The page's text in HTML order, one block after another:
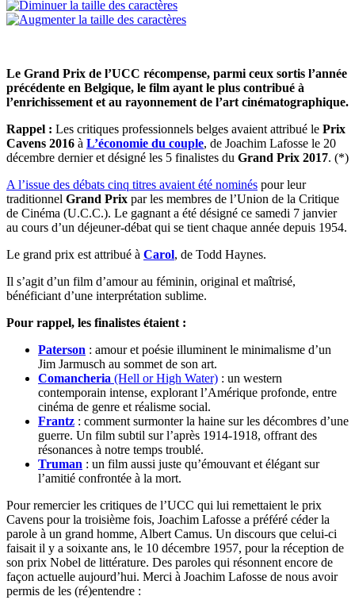
Le Grand Prix de l’UCC récompense, parmi ceux sortis l’année
précédente en Belgique, le film ayant le plus contribué à
l’enrichissement et au rayonnement de l’art cinématographique.
Rappel : Les critiques professionnels belges avaient attribué le Prix
Cavens 2016 à L’économie du couple, de Joachim Lafosse le 20
décembre dernier et désigné les 5 finalistes du Grand Prix 2017. (*)
A l’issue des débats cinq titres avaient été nominés pour leur
traditionnel Grand Prix par les membres de l’Union de la Critique
de Cinéma (U.C.C.). Le gagnant a été désigné ce samedi 7 janvier
au cours d’un déjeuner-débat qui se tient chaque année depuis 1954.
Le grand prix est attribué à Carol, de Todd Haynes.
Il s’agit d’un film d’amour au féminin, original et maîtrisé,
bénéficiant d’une interprétation sublime.
Pour rappel, les finalistes étaient :
Paterson : amour et poésie illuminent le minimalisme d’un
Jim Jarmusch au sommet de son art.
Comancheria (Hell or High Water) : un western
contemporain intense, explorant l’Amérique profonde, entre
cinéma de genre et réalisme social.
Frantz : comment surmonter la haine sur les décombres d’une
guerre. Un film subtil sur l’après 1914-1918, offrant des
résonances à notre temps troublé.
Truman : un film aussi juste qu’émouvant et élégant sur
l’amitié confrontée à la mort.
Pour remercier les critiques de l’UCC qui lui remettaient le prix
Cavens pour la troisième fois, Joachim Lafosse a préféré céder la
parole à un grand homme, Albert Camus. Un discours que celui-ci
faisait il y a soixante ans, le 10 décembre 1957, pour la réception de
son prix Nobel de littérature. Des paroles qui résonnent encore de
façon actuelle aujourd’hui. Merci à Joachim Lafosse de nous avoir
permis de les (ré)entendre :